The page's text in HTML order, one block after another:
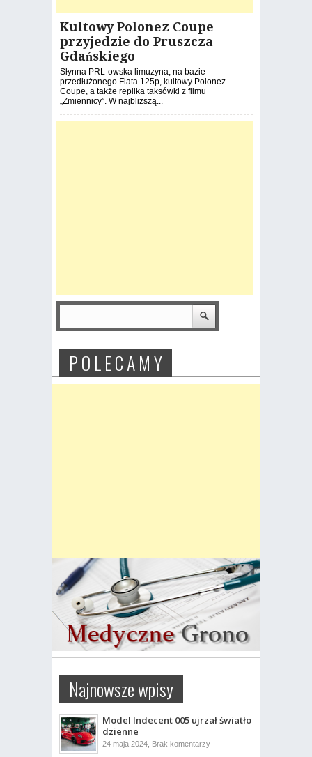
Kultowy Polonez Coupe
przyjedzie do Pruszcza
Gdańskiego
Słynna PRL-owska limuzyna, na bazie
przedłużonego Fiata 125p, kultowy Polonez
Coupe, a także replika taksówki z filmu
„Zmiennicy”. W najbliższą...
P O L E C A M Y
Najnowsze wpisy
Model Indecent 005 ujrzał światło
dzienne
24 maja 2024, Brak komentarzydo